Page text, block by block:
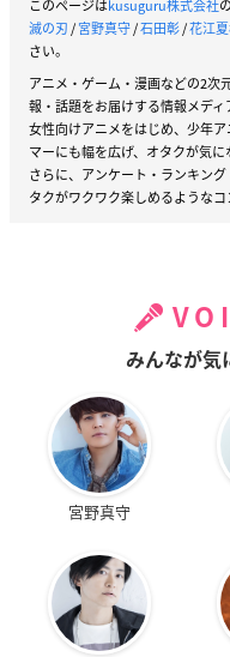
このページはkusuguru株式会社
滅の刃/宮野真守/石田彰/花江
さい。
アニメ・ゲーム・漫画などの2次
報・話題をお届けする情報メディ
女性向けアニメをはじめ、少年
マーにも幅を広げ、オタクが気に
さらに、アンケート・ランキン
タクがワクワク楽しめるようなコ
みんなが気
宮野真守